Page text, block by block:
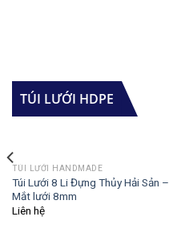
TÚI LƯỚI HDPE
TÚI LƯỚI HANDMADE
Túi Lưới 8 Li Đựng Thủy Hải Sản –
Mắt lưới 8mm
Liên hệ